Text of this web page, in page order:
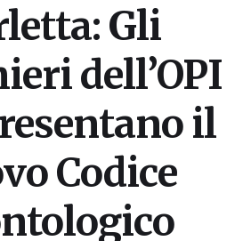
Gli
dell’OPI
il
Codice